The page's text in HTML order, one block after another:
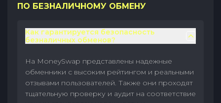
ПО БЕЗНАЛИЧНОМУ ОБМЕНУ
Как гарантируется безопасность
безналичных обменов?
На MoneySwap представлены надежные
обменники с высоким рейтингом и реальными
отзывами пользователей. Также они проходят
тщательную проверку и аудит на соответствие